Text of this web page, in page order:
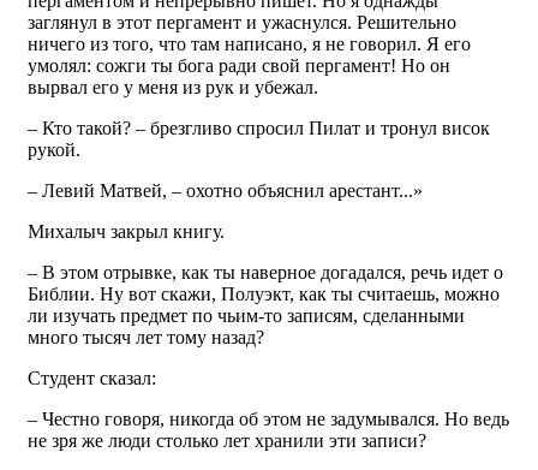
заглянул в этот пергамент и ужаснулся. Решительно
ничего из того, что там написано, я не говорил. Я его
умолял: сожги ты бога ради свой пергамент! Но он
вырвал его у меня из рук и убежал.
– Кто такой? – брезгливо спросил Пилат и тронул висок
рукой.
– Левий Матвей, – охотно объяснил арестант...»
Михалыч закрыл книгу.
– В этом отрывке, как ты наверное догадался, речь идет о
Библии. Ну вот скажи, Полуэкт, как ты считаешь, можно
ли изучать предмет по чьим-то записям, сделанными
много тысяч лет тому назад?
Студент сказал:
– Честно говоря, никогда об этом не задумывался. Но ведь
не зря же люди столько лет хранили эти записи?